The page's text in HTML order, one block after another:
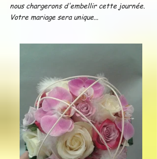
nous chargerons d'embellir cette journée.
Votre mariage sera unique...